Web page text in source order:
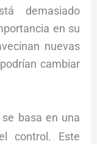
demasiado
en su
nuevas
cambiar
basa en una
control. Este